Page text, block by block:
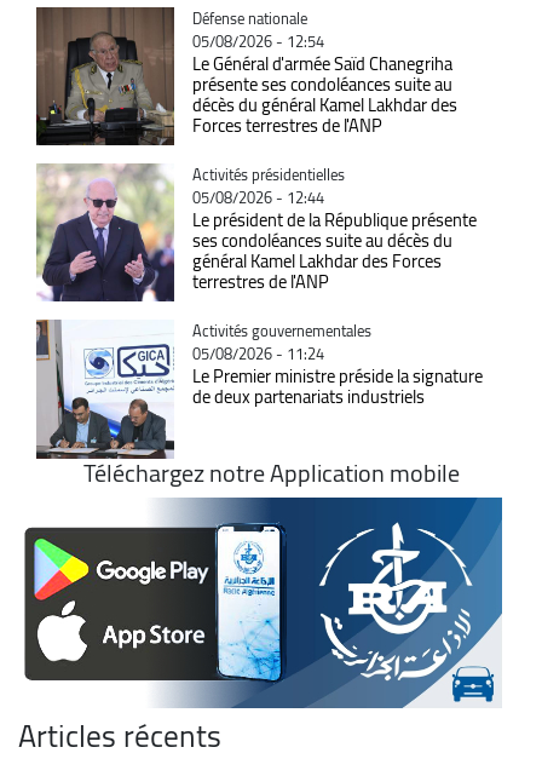
Catégorie
Défense nationale
05/08/2026 - 12:54
Le Général d'armée Saïd Chanegriha
présente ses condoléances suite au
décès du général Kamel Lakhdar des
Forces terrestres de l'ANP
Catégorie
Activités présidentielles
05/08/2026 - 12:44
Le président de la République présente
ses condoléances suite au décès du
général Kamel Lakhdar des Forces
terrestres de l'ANP
Catégorie
Activités gouvernementales
05/08/2026 - 11:24
Le Premier ministre préside la signature
de deux partenariats industriels
Téléchargez notre Application mobile
Articles récents